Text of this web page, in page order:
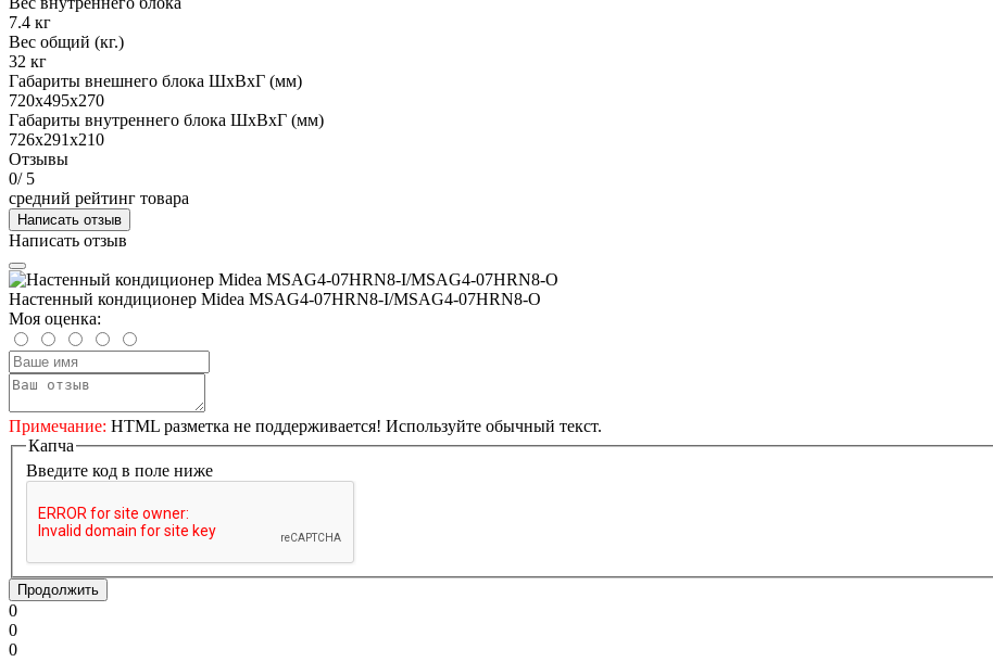
7.4 кг
Вес общий (кг.)
32 кг
Габариты внешнего блока ШхВхГ (мм)
720x495x270
Габариты внутреннего блока ШхВхГ (мм)
726x291x210
Отзывы
0/ 5
средний рейтинг товара
Написать отзыв
Написать отзыв
Настенный кондиционер Midea MSAG4-07HRN8-I/MSAG4-07HRN8-O
Моя оценка:
Примечание: HTML разметка не поддерживается! Используйте обычный текст.
Капча
Введите код в поле ниже
Продолжить
0
0
0